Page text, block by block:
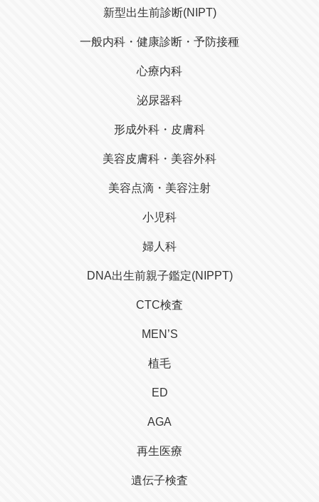
新型出生前診断(NIPT)
一般内科・健康診断・予防接種
心療内科
泌尿器科
形成外科・皮膚科
美容皮膚科・美容外科
美容点滴・美容注射
小児科
婦人科
DNA出生前親子鑑定(NIPPT)
CTC検査
MEN’S
植毛
ED
AGA
再生医療
遺伝子検査